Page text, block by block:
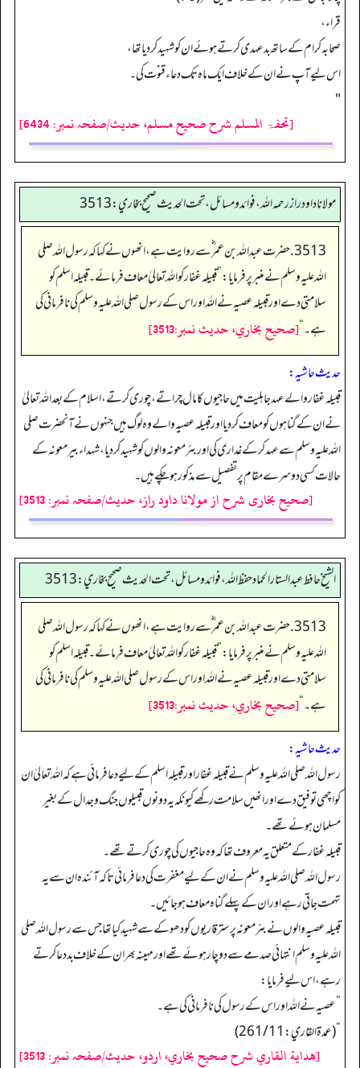
قراء،
صحابہ کرام کے ساتھ بدعہدی کرتے ہوئے ان کو شہید کر دیا تھا،
اس لیے آپ نے ان کے خلاف ایک ماہ تک دعاء قنوت کی۔
"
[تحفۃ المسلم شرح صحیح مسلم، حدیث/صفحہ نمبر: 6434]
مولانا داود راز رحمه الله، فوائد و مسائل، تحت الحديث صحيح بخاري: 3513
3513. حضرت عبداللہ بن عمر ؓسے روایت ہے، انھوں نے کہا کہ رسول اللہ صلی
اللہ علیہ وسلم نے منبر پرفرمایا:”قبیلہ غفار کو اللہ تعالیٰ معاف فرمائے۔ قبیلہ اسلم کو
سلامتی دے اور قبیلہ عصیہ نے اللہ اور اس کےرسول صلی اللہ علیہ وسلم کی نافرمانی کی
ہے۔“[صحيح بخاري، حديث نمبر:3513]
حدیث حاشیہ:
قبیلہ غفار والے عہد جاہلیت میں حاجیوں کا مال چراتے، چوری کرتے، اسلام کے بعد اللہ تعالیٰ
نے ان کے گناہوں کو معاف کردیا اور قبیلہ عصیہ والے وہ لوگ ہیں جنہوں نے آنحضرت صلی
اللہ علیہ وسلم سے عہد کرکے غداری کی اور بئر معونہ والوں کو شہید کردیا، شہداء بیر معونہ کے
حالات کسی دوسرے مقام پر تفصیل سے مذکور ہوچکے ہیں۔
[صحیح بخاری شرح از مولانا داود راز، حدیث/صفحہ نمبر: 3513]
الشيخ حافط عبدالستار الحماد حفظ الله، فوائد و مسائل، تحت الحديث صحيح بخاري:3513
3513. حضرت عبداللہ بن عمر ؓسے روایت ہے، انھوں نے کہا کہ رسول اللہ صلی
اللہ علیہ وسلم نے منبر پرفرمایا:”قبیلہ غفار کو اللہ تعالیٰ معاف فرمائے۔ قبیلہ اسلم کو
سلامتی دے اور قبیلہ عصیہ نے اللہ اور اس کےرسول صلی اللہ علیہ وسلم کی نافرمانی کی
ہے۔“[صحيح بخاري، حديث نمبر:3513]
حدیث حاشیہ:
رسول اللہ صلی اللہ علیہ وسلم نے قبیلہ غفار اور قبیلہ اسلم کے لیے دعا فرمائی ہے کہ اللہ تعالیٰ ان
کو اچھی توفیق دے اور انھیں سلامت رکھے کیونکہ یہ دونوں قبیلوں جنگ وجدال کے بغیر
مسلمان ہوئے تھے۔
قبیلہ غفار کے متعلق یہ معروف تھا کہ وہ حاجیوں کی چوری کرتے تھے۔
رسول اللہ صلی اللہ علیہ وسلم نے ان کے لیے مغفرت کی دعا فرمائی تاکہ آئندہ ان سے یہ
تہمت جاتی رہے اور ان کے پہلے گناہ معاف ہوجائیں۔
قبیلہ عصیہ والوں نے بئر معونہ پر سترقاریوں کو دھوکے سے شہید کیاتھا جس سے رسول اللہ صلی
اللہ علیہ وسلم انتہائی صدمے سے دوچار ہوئے تھے اور مہینہ بھر ان کے خلاف بددعا کرتے
رہے، اس لیے فرمایا:
”عصیہ نے اللہ اور اس کے رسول کی نافرمانی کی ہے۔
“(عمدة القاري: 261/11)
[هداية القاري شرح صحيح بخاري، اردو، حدیث/صفحہ نمبر: 3513]